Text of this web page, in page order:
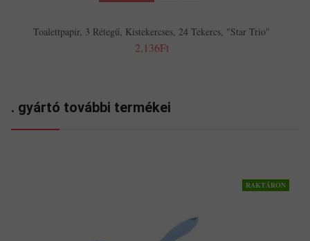
Toalettpapír, 3 Rétegű, Kistekercses, 24 Tekercs, "Star Trio"
2,136Ft
. gyártó további termékei
RAKTÁRON